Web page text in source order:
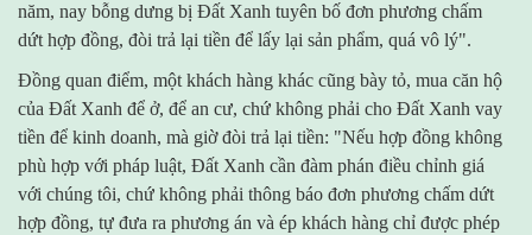
năm, nay bỗng dưng bị Đất Xanh tuyên bố đơn phương chấm
dứt hợp đồng, đòi trả lại tiền để lấy lại sản phẩm, quá vô lý".
Đồng quan điểm, một khách hàng khác cũng bày tỏ, mua căn hộ
của Đất Xanh để ở, để an cư, chứ không phải cho Đất Xanh vay
tiền để kinh doanh, mà giờ đòi trả lại tiền: "Nếu hợp đồng không
phù hợp với pháp luật, Đất Xanh cần đàm phán điều chỉnh giá
với chúng tôi, chứ không phải thông báo đơn phương chấm dứt
hợp đồng, tự đưa ra phương án và ép khách hàng chỉ được phép